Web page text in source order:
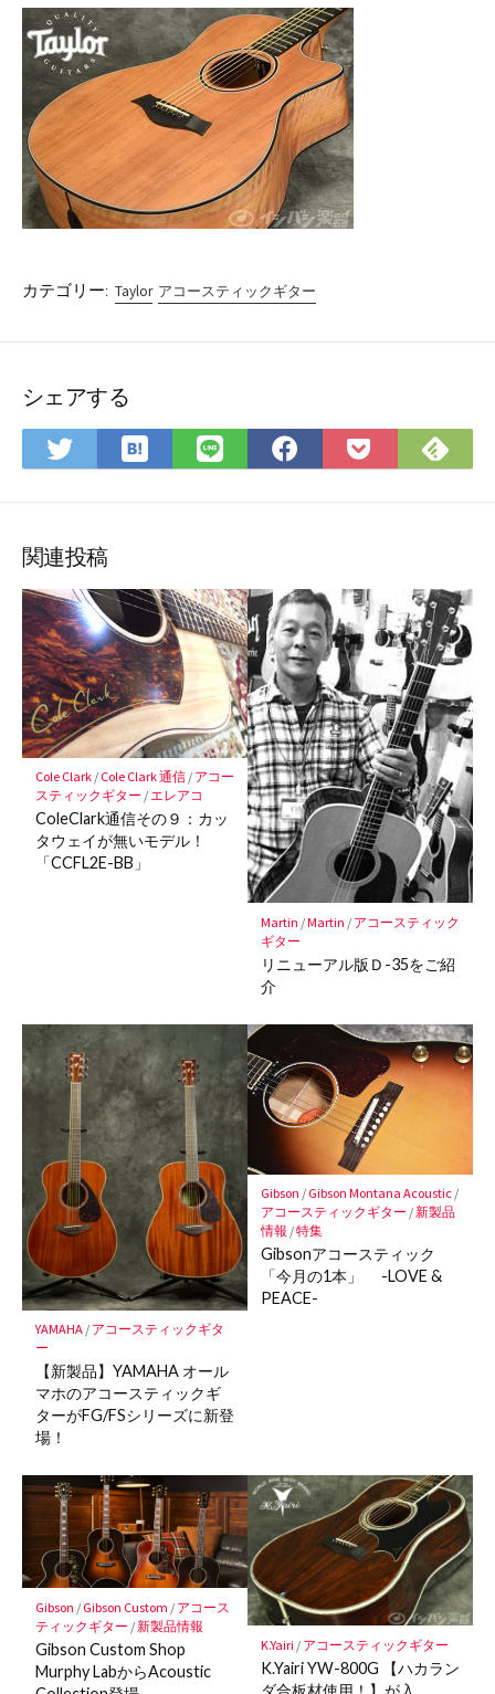
カテゴリー: Taylor アコースティックギター
シェアする
Twitter
で
ア
は
て
マ
ー
ク
に
保
存
LINE
で
Facebook
で
Pocket
に
で
関連投稿
Cole Clark/ Cole Clark 通信/ アコー
スティックギター /エレアコ
ColeClark通信その９：カッ
タウェイが無いモデル！
「CCFL2E-BB」
Martin /Martin / アコースティック
ギター
リニューアル版Ｄ-35をご紹
介
YAMAHA / アコースティックギタ
ー
【新製品】YAMAHA オール
マホのアコースティックギ
ターがFG/FSシリーズに新登
場！
Gibson / Gibson Montana Acoustic/
アコースティックギター /新製品
情報 /特集
Gibsonアコースティック
「今月の1本」 -LOVE &
PEACE-
Gibson / Gibson Custom / アコース
ティックギター /新製品情報
Gibson Custom Shop
Murphy LabからAcoustic
K.Yairi / アコースティックギター
K.Yairi YW-800G 【ハカラン
ダ合板材使用！】が入